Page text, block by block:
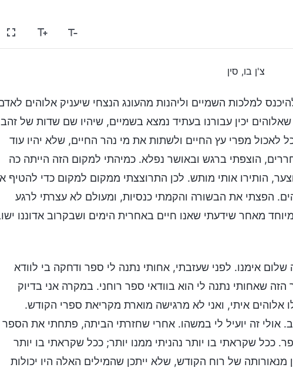
צ'ן בו, סין
למלכות השמיים וליהנות מהעונג הנצחי שיעניק אלוהים
יכין עבורנו בעתיד נמצא בשמיים, שיהיו שם שדות של
לאכול מפרי עץ החיים ולשתות את מי נהר החיים, שלא יהיו עוד
הוצפתי ברגש ובאושר נפלא. כמיהתי למקום הזה הייתה כה
הותירו אותי מותש. לכן התרוצצתי ממקום למקום כדי להטיף
הפצתי את הבשורה והקמתי כנסיות, ומעולם לא עצרתי לרגע
מאחר שידעתי שאנו חיים באחרית הימים ושבקרוב אדוננו
אימנו. לפני שעזבתי, אחותי נתנה לי ספר ודחקה בי לוודא
שאחותי נתנה לי הוא בוודאי ספר רוחני. במקרה אני בדיוק
אלוהים איתי, ואני לא מרגישה מוארת מקריאת ספרי הקודש.
אולי זה יועיל לי במשהו. אחרי שחזרתי הביתה, פתחתי את הספר
ככל שקראתי בו יותר נהניתי ממנו יותר; ככל שקראתי בו יותר
של רוח הקודש, שלא ייתכן שהמילים האלה היו יכולות